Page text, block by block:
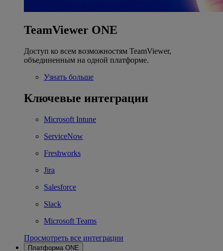
TeamViewer ONE
Доступ ко всем возможностям TeamViewer,
объединенным на одной платформе.
Узнать больше
Ключевые интеграции
Microsoft Intune
ServiceNow
Freshworks
Jira
Salesforce
Slack
Microsoft Teams
Просмотреть все интеграции
Платформа ONE